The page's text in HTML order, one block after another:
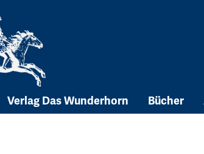
Verlag Das Wunderhorn Bücher